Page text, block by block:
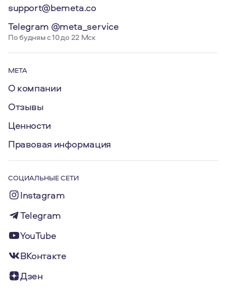
support@bemeta.co
Telegram @meta_service
По будням с 10 до 22 Мск
МЕТА
О компании
Отзывы
Ценности
Правовая информация
СОЦИАЛЬНЫЕ СЕТИ
Instagram
Telegram
YouTube
ВКонтакте
Дзен